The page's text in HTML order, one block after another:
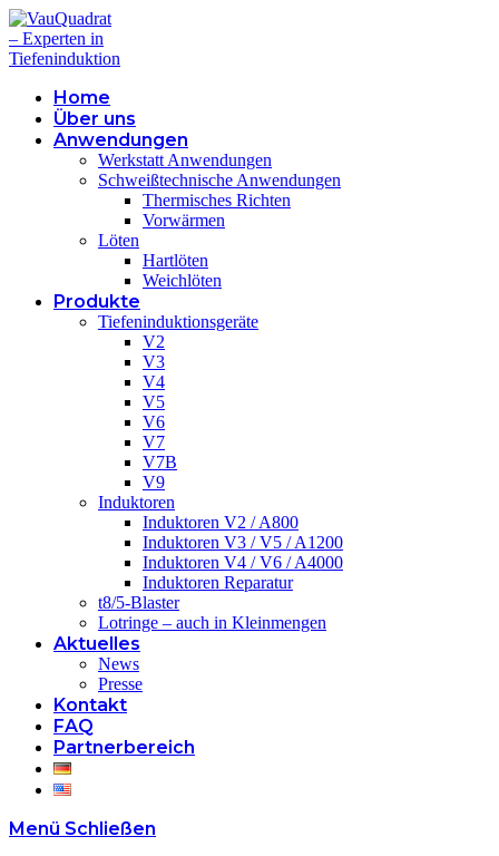
Zum
Inhalt
springen
Home
Über uns
Anwendungen
Werkstatt Anwendungen
Schweißtechnische Anwendungen
Thermisches Richten
Vorwärmen
Löten
Hartlöten
Weichlöten
Produkte
Tiefeninduktionsgeräte
V2
V3
V4
V5
V6
V7
V7B
V9
Induktoren
Induktoren V2 / A800
Induktoren V3 / V5 / A1200
Induktoren V4 / V6 / A4000
Induktoren Reparatur
t8/5-Blaster
Lotringe – auch in Kleinmengen
Aktuelles
News
Presse
Kontakt
FAQ
Partnerbereich
Menü Schließen